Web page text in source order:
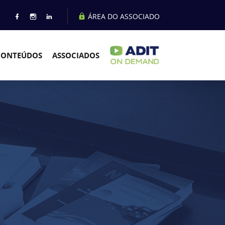
ÁREA DO ASSOCIADO
ASSOCIADOS